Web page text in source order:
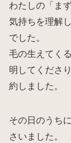
わたしの「ま
気持ちを理解
でした。
毛の生えてく
明してくださ
約しました。
その日のうち
さいました。